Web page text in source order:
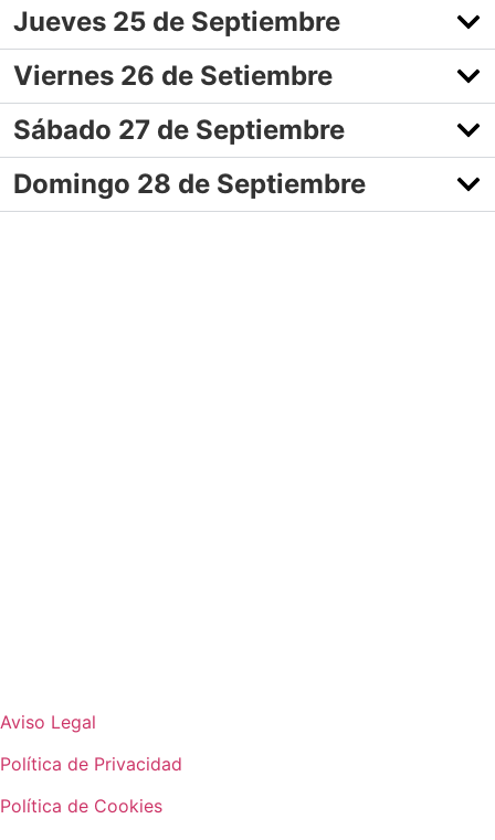
Jueves 25 de Septiembre
Viernes 26 de Setiembre
Sábado 27 de Septiembre
Domingo 28 de Septiembre
Aviso Legal
Política de Privacidad
Política de Cookies